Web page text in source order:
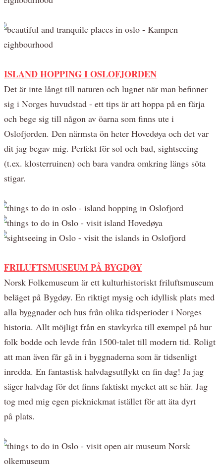
ISLAND HOPPING I OSLOFJORDEN
Det är inte långt till naturen och lugnet när man befinner
sig i Norges huvudstad - ett tips är att hoppa på en färja
och bege sig till någon av öarna som finns ute i
Oslofjorden. Den närmsta ön heter Hovedøya och det var
dit jag begav mig. Perfekt för sol och bad, sightseeing
(t.ex. klosterruinen) och bara vandra omkring längs söta
stigar.
FRILUFTSMUSEUM PÅ BYGDØY
Norsk Folkemuseum är ett kulturhistoriskt friluftsmuseum
beläget på Bygdøy. En riktigt mysig och idyllisk plats med
alla byggnader och hus från olika tidsperioder i Norges
historia. Allt möjligt från en stavkyrka till exempel på hur
folk bodde och levde från 1500-talet till modern tid. Roligt
att man även får gå in i byggnaderna som är tidsenligt
inredda. En fantastisk halvdagsutflykt en fin dag! Ja jag
säger halvdag för det finns faktiskt mycket att se här. Jag
tog med mig egen picknickmat istället för att äta dyrt
på plats.